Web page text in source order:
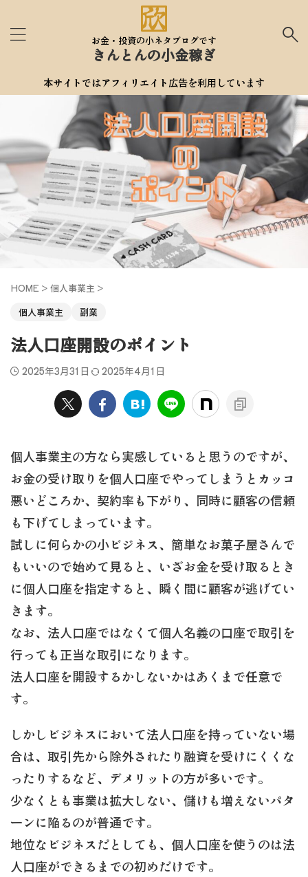
お金・投資の小ネタブログです
きんとんの小金稼ぎ
本サイトではアフィリエイト広告を利用しています
HOME > 個人事業主 >
個人事業主
副業
法人口座開設のポイント
2025年3月31日 2025年4月1日
個人事業主の方なら実感していると思うのですが、
お金の受け取りを個人口座でやってしまうとカッコ
悪いどころか、契約率も下がり、同時に顧客の信頼
も下げてしまっています。
試しに何らかの小ビジネス、簡単なお菓子屋さんで
もいいので始めて見ると、いざお金を受け取るとき
に個人口座を指定すると、瞬く間に顧客が逃げてい
きます。
なお、法人口座ではなくて個人名義の口座で取引を
行っても正当な取引になります。
法人口座を開設するかしないかはあくまで任意で
す。
しかしビジネスにおいて法人口座を持っていない場
合は、取引先から除外されたり融資を受けにくくな
ったりするなど、デメリットの方が多いです。
少なくとも事業は拡大しない、儲けも増えないパタ
ーンに陥るのが普通です。
地位なビジネスだとしても、個人口座を使うのは法
人口座ができるまでの初めだけです。